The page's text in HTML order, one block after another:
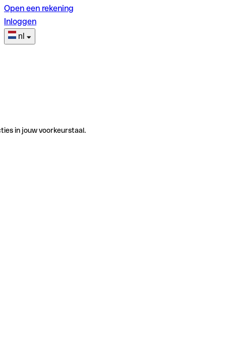
Open een rekening
Inloggen
nl
in jouw voorkeurstaal.